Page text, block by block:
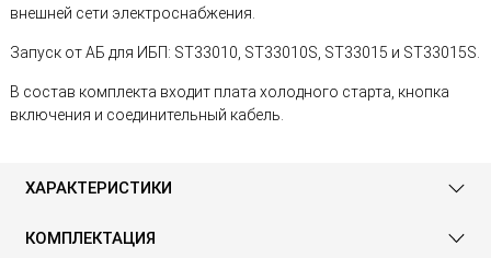
внешней сети электроснабжения.
Запуск от АБ для ИБП: ST33010, ST33010S, ST33015 и ST33015S.
В состав комплекта входит плата холодного старта, кнопка
включения и соединительный кабель.
ХАРАКТЕРИСТИКИ
КОМПЛЕКТАЦИЯ